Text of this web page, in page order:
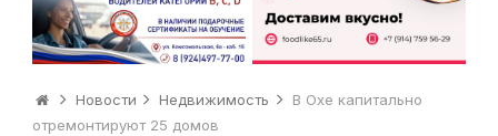
Новости Недвижимость
В Охе капитально
отремонтируют 25 домов